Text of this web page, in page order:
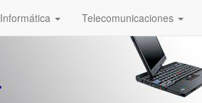
Informática Telecomunicaciones